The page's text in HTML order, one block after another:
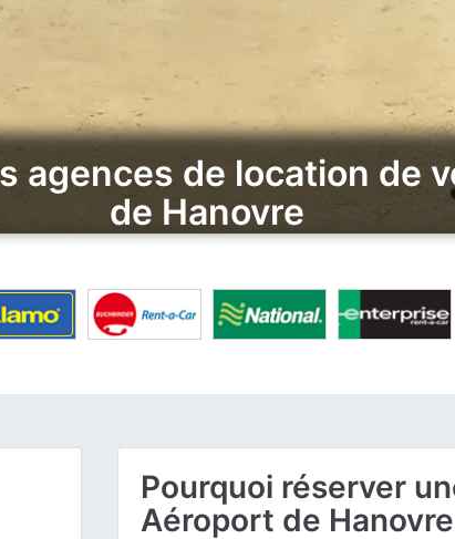
agences de location de
de Hanovre
Pourquoi réserver
Aéroport de